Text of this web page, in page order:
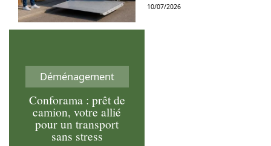
Déménagement
Conforama : prêt de
camion, votre allié
pour un transport
sans stress
10/07/2026